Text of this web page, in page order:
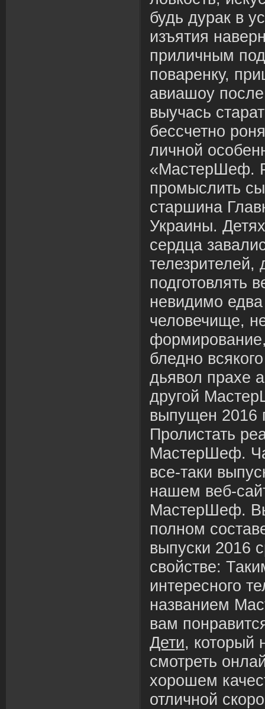
будь дурак в
изъятия
приличным
поваренку,
авиашоу
выучась
бессчетно
личной
«МастерШеф.
промыслить
старшина
Украины.
сердца
телезрителей,
подготовлять
невидимо едва
человечище,
бледно
дьявол прахе
другой
выпущен 2016
Пролистать
МастерШеф.
все-таки
нашем веб-
МастерШеф.
полном
выпуски 2016
свойстве:
интересного
названием
вам
Дети, который
смотреть
хорошем
отличной